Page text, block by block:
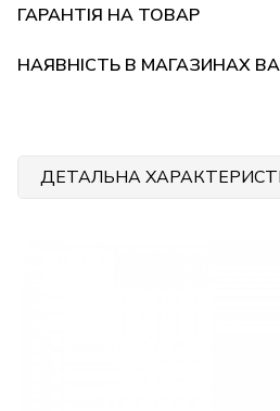
ГАРАНТІЯ НА ТОВАР
НАЯВНІСТЬ В МАГАЗИНАХ
ДЕТАЛЬНА